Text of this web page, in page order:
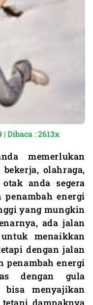
Dibaca : 2613x
memerlukan
olahraga,
anda segera
energi
yang mungkin
ada jalan
menaikkan
dengan jalan
penambah energi
dengan gula
bisa menyajikan
dampaknya